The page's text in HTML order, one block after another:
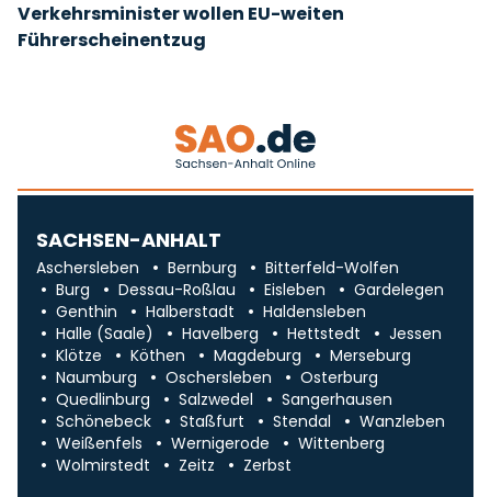
Verkehrsminister wollen EU-weiten
Führerscheinentzug
SACHSEN-ANHALT
Aschersleben Bernburg
Bitterfeld-Wolfen
Burg
Dessau-Roßlau Eisleben
Gardelegen
Genthin
Halberstadt
Haldensleben
Halle (Saale)
Havelberg Hettstedt
Jessen
Klötze
Köthen Magdeburg
Merseburg
Naumburg
Oschersleben
Osterburg
Quedlinburg
Salzwedel
Sangerhausen
Schönebeck
Staßfurt Stendal
Wanzleben
Weißenfels
Wernigerode
Wittenberg
Wolmirstedt
Zeitz Zerbst